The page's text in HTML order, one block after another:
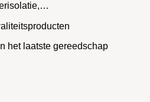
het laatste gereedschap